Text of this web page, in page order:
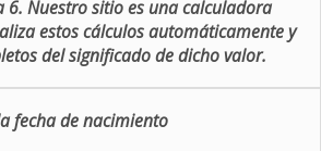
Nuestro sitio es una calculadora
estos cálculos automáticamente y
del significado de dicho valor.
fecha de nacimiento